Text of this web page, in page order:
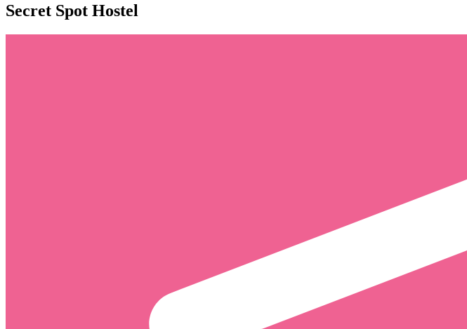
Secret Spot Hostel